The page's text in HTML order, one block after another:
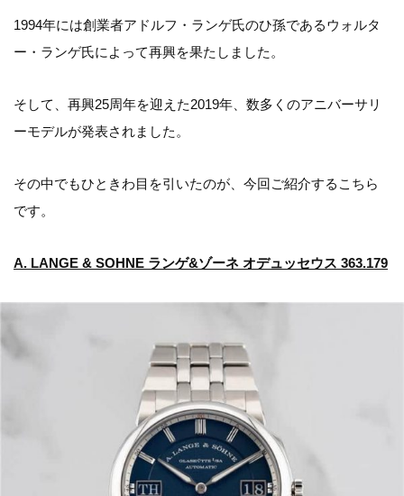
1994年には創業者アドルフ・ランゲ氏のひ孫であるウォルタ
ー・ランゲ氏によって再興を果たしました。
そして、再興25周年を迎えた2019年、数多くのアニバーサリ
ーモデルが発表されました。
その中でもひときわ目を引いたのが、今回ご紹介するこちら
です。
A. LANGE & SOHNE ランゲ&ゾーネ オデュッセウス 363.179